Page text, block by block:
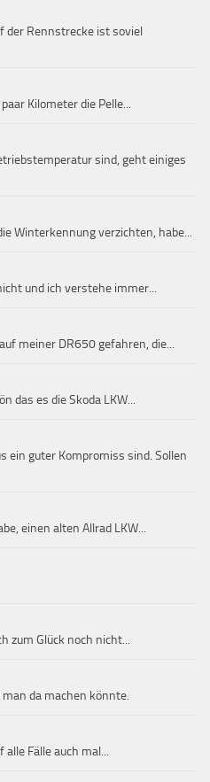
der Rennstrecke ist soviel
Kilometer die Pelle...
sind, geht einiges
Winterkennung verzichten, habe...
und ich verstehe immer...
meiner DR650 gefahren, die...
das es die Skoda LKW...
ein guter Kompromiss sind. Sollen
einen alten Allrad LKW...
zum Glück noch nicht...
da machen könnte.
Fälle auch mal...